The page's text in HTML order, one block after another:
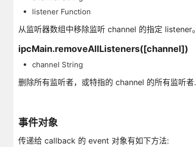
listener Function
从监听器数组中移除监听 channel 的指定 listener。
ipcMain.removeAllListeners([channel])
channel String
删除所有监听者，或特指的 channel 的所有监听者.
事件对象
传递给 callback 的 event 对象有如下方法: